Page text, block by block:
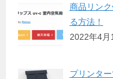
商品リン
る方法！
2022年4月
プリンタ